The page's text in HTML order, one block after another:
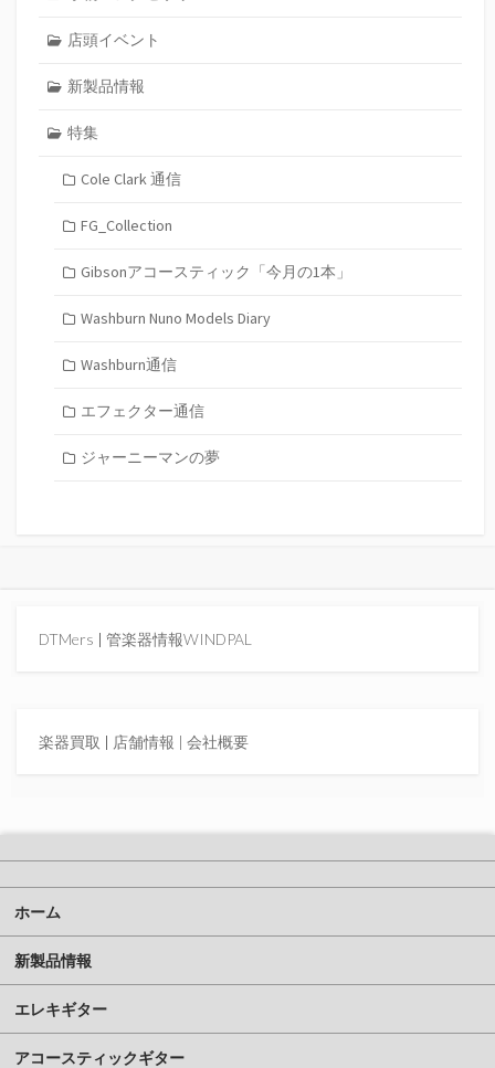
店頭イベント
新製品情報
特集
Cole Clark 通信
FG_Collection
Gibsonアコースティック「今月の1本」
Washburn Nuno Models Diary
Washburn通信
エフェクター通信
ジャーニーマンの夢
DTMers | 管楽器情報WINDPAL
楽器買取 | 店舗情報 | 会社概要
ホーム
新製品情報
エレキギター
アコースティックギター